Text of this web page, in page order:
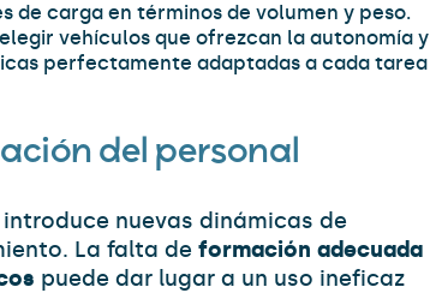
de carga en términos de volumen y peso.
vehículos que ofrezcan la autonomía y
perfectamente adaptadas a cada tarea
del personal
nuevas dinámicas de
La falta de formación adecuada
puede dar lugar a un uso ineficaz